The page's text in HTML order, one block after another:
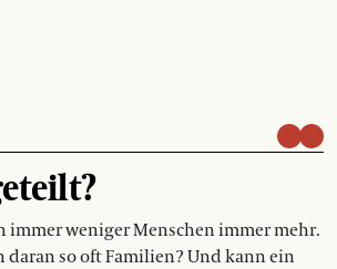
immer weniger Menschen immer mehr.
daran so oft Familien? Und kann ein